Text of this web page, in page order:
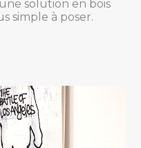
solution en bois
simple à poser.